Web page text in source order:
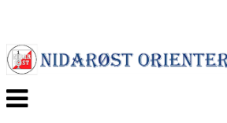
Veksle
navigasjon